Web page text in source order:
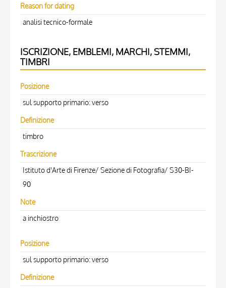
Reason for dating
analisi tecnico-formale
ISCRIZIONE, EMBLEMI, MARCHI, STEMMI,
TIMBRI
Posizione
sul supporto primario: verso
Definizione
timbro
Trascrizione
Istituto d'Arte di Firenze/ Sezione di Fotografia/ S30-BI-
90
Note
a inchiostro
Posizione
sul supporto primario: verso
Definizione